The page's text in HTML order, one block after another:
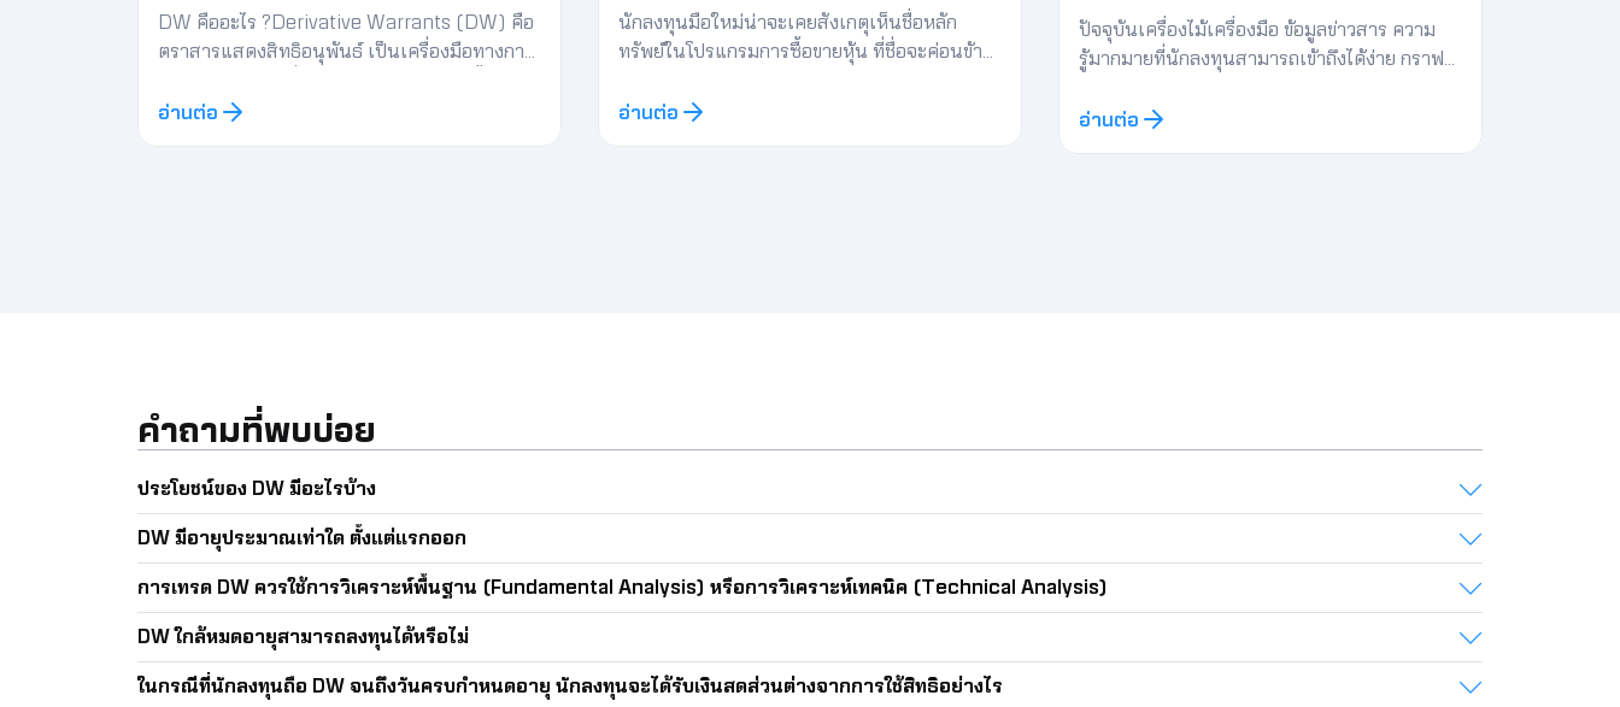
DW คืออะไร ?Derivative Warrants (DW) คือ
ตราสารแสดงสิทธิอนุพันธ์ เป็นเครื่องมือทางการ
เสมือนหุ้นตัวหนึ่งในตลาดหลักทรัพย์ฯ โดยนัก
ลงทุนสามารถใช้ DW เป็นเครื่องมือในการ
อ่านต่อ
นักลงทุนมือใหม่น่าจะเคยสังเกตุเห็นชื่อหลัก
ทรัพย์ในโปรแกรมการซื้อขายหุ้น ที่ชื่อจะค่อนข้าง
หรือจะเป็น SET5001C23MMA หลายคนที่ยัง
ไม่ได้เข้ามาศึกษาก็คงอาจจะยังไม่เข้าใจว่าคือชื่อ
อ่านต่อ
ปัจจุบันเครื่องไม้เครื่องมือ ข้อมูลข่าวสาร ความ
รู้มากมายที่นักลงทุนสามารถเข้าถึงได้ง่าย กราฟ
ทำไมหลายคนยังเทรด DW แล้วยังขาดทุน หรือยัง
ไม่ประสบความสำเร็จ หรืออาจเป็นเพราะวิธีคิด
อ่านต่อ
คำถามที่พบบ่อย
ประโยชน์ของ DW มีอะไรบ้าง
DW มีอายุประมาณเท่าใด ตั้งแต่แรกออก
การเทรด DW ควรใช้การวิเคราะห์พื้นฐาน (Fundamental Analysis) หรือการวิเคราะห์เทคนิค (Technical Analysis)
DW ใกล้หมดอายุสามารถลงทุนได้หรือไม่
ในกรณีที่นักลงทุนถือ DW จนถึงวันครบกำหนดอายุ นักลงทุนจะได้รับเงินสดส่วนต่างจากการใช้สิทธิอย่างไร